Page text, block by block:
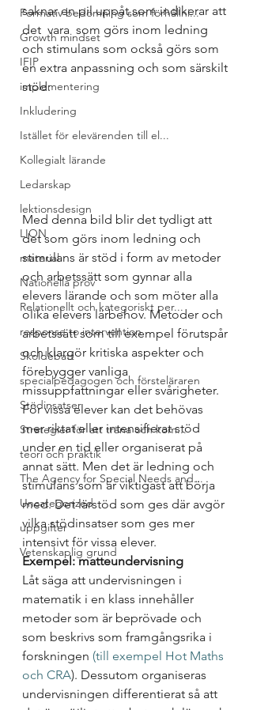
Formativ bedömning som förhållni...
Growth mindset
IFIP
implementering
Inkludering
Istället för elevärenden till el...
Kollegialt lärande
Ledarskap
lektionsdesign
LION
material
Nationella prov
Relationellt och kategoriskt per...
response to intervention
Skoldebatt
specialpedagogen och försteläraren
Stödinsatser
Strategier för att träna och kom...
teori och praktik
The Agency for Special Needs and...
Uncategorized
uppgifter
Vetenskaplig grund
saknar en pil uppåt som indikerar att
det vara som görs inom ledning
och stimulans som också görs som
en extra anpassning och som särskilt
stöd:
Med denna bild blir det tydligt att
det som görs inom ledning och
stimulans är stöd i form av metoder
och arbetssätt som gynnar alla
elevers lärande och som möter alla
olika elevers lärbehov. Metoder och
arbetssätt som till exempel förutspår
och klargör kritiska aspekter och
förebygger vanliga
missuppfattningar eller svårigheter.
För vissa elever kan det behövas
mer riktat eller intensifierat stöd
under en tid eller organiserat på
annat sätt. Men det är ledning och
stimulans som är viktigast att börja
med. Det lärstöd som ges där avgör
vilka stödinsatser som ges mer
intensivt för vissa elever.
Exempel: matteundervisning
Låt säga att undervisningen i
matematik i en klass innehåller
metoder som är beprövade och
som beskrivs som framgångsrika i
forskningen (till exempel Hot Maths
och CRA). Dessutom organiseras
undervisningen differentierat så att